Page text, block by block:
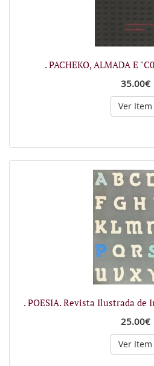
. PACHEKO, ALMADA E
35.00€
Ver Item
. POESIA. Revista Ilustrada de
25.00€
Ver Item